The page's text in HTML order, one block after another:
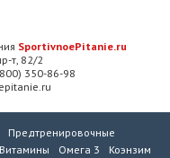
SportivnoePitanie.ru
т, 82/2
350-86-98
Предтренировочные
Витамины Омега 3
Коэнзим